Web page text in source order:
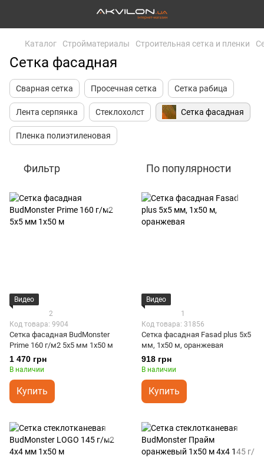
Каталог Стройматериалы Строительная сетка и пленки
Сетка фасадная
Сварная сетка Просечная сетка Сетка рабица
Лента серпянка Стеклохолст Сетка фасадная
Пленка полиэтиленовая
Фильтр По популярности
Видео
2
Код товара: 9904
Сетка фасадная BudMonster
Prime 160 г/м2 5x5 мм 1x50 м
1 470 грн
В наличии
Купить
Видео
1
Код товара: 31856
Сетка фасадная Fasad plus 5х5
мм, 1х50 м, оранжевая
918 грн
В наличии
Купить